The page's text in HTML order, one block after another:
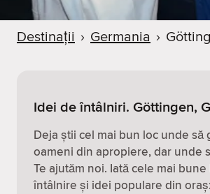
Destinații › Germania ›
Idei de întâlniri. Göttingen,
Deja știi cel mai bun loc unde să
oameni din apropiere, dar unde
Te ajutăm noi. Iată cele mai
întâlnire și idei populare din oraș: